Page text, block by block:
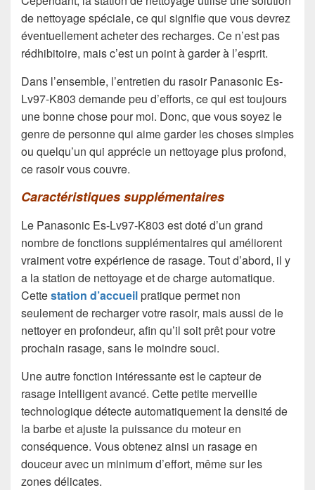
de nettoyage spéciale, ce qui signifie que vous devrez
éventuellement acheter des recharges. Ce n’est pas
rédhibitoire, mais c’est un point à garder à l’esprit.
Dans l’ensemble, l’entretien du rasoir Panasonic Es-
Lv97-K803 demande peu d’efforts, ce qui est toujours
une bonne chose pour moi. Donc, que vous soyez le
genre de personne qui aime garder les choses simples
ou quelqu’un qui apprécie un nettoyage plus profond,
ce rasoir vous couvre.
Caractéristiques supplémentaires
Le Panasonic Es-Lv97-K803 est doté d’un grand
nombre de fonctions supplémentaires qui améliorent
vraiment votre expérience de rasage. Tout d’abord, il y
a la station de nettoyage et de charge automatique.
Cettestation d’accueilpratique permet non
seulement de recharger votre rasoir, mais aussi de le
nettoyer en profondeur, afin qu’il soit prêt pour votre
prochain rasage, sans le moindre souci.
Une autre fonction intéressante est le capteur de
rasage intelligent avancé. Cette petite merveille
technologique détecte automatiquement la densité de
la barbe et ajuste la puissance du moteur en
conséquence. Vous obtenez ainsi un rasage en
douceur avec un minimum d’effort, même sur les
zones délicates.